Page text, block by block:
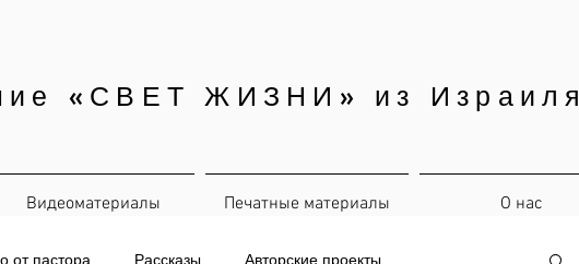
«СВЕТ ЖИЗНИ» из Израиля
Видеоматериалы Печатные материалы О нас
от пастора Рассказы Авторские проекты